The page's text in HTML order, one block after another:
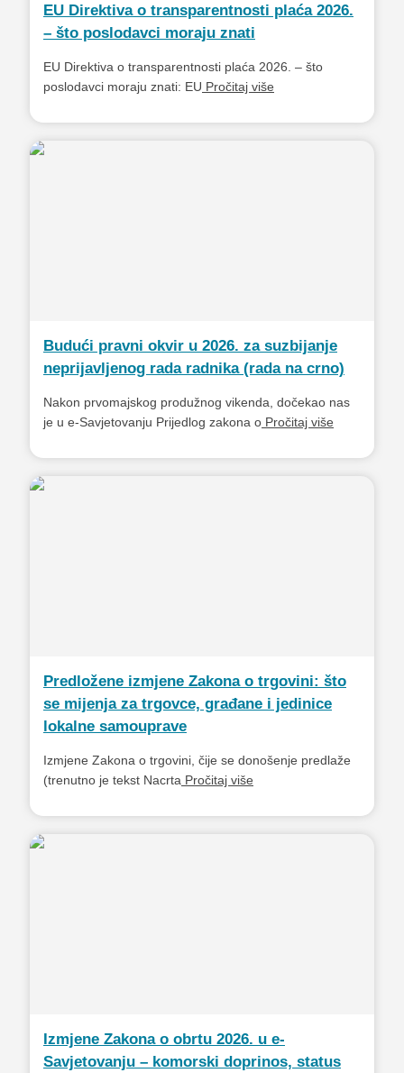
EU Direktiva o transparentnosti plaća 2026.
– što poslodavci moraju znati
EU Direktiva o transparentnosti plaća 2026. – što
poslodavci moraju znati: EU Pročitaj više
Budući pravni okvir u 2026. za suzbijanje
neprijavljenog rada radnika (rada na crno)
Nakon prvomajskog produžnog vikenda, dočekao nas
je u e-Savjetovanju Prijedlog zakona o Pročitaj više
Predložene izmjene Zakona o trgovini: što
se mijenja za trgovce, građane i jedinice
lokalne samouprave
Izmjene Zakona o trgovini, čije se donošenje predlaže
(trenutno je tekst Nacrta Pročitaj više
Izmjene Zakona o obrtu 2026. u e-
Savjetovanju – komorski doprinos, status